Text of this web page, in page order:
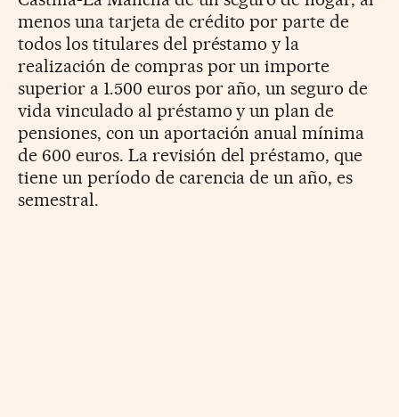
menos una tarjeta de crédito por parte de
todos los titulares del préstamo y la
realización de compras por un importe
superior a 1.500 euros por año, un seguro de
vida vinculado al préstamo y un plan de
pensiones, con un aportación anual mínima
de 600 euros. La revisión del préstamo, que
tiene un período de carencia de un año, es
semestral.